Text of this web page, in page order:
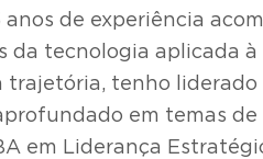
anos de experiência
da tecnologia aplicada
trajetória, tenho
em temas
em Liderança